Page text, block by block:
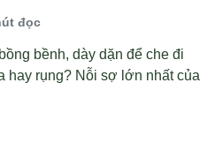
đọc
bềnh, dày dặn để che đi
hay rụng? Nỗi sợ lớn nhất của